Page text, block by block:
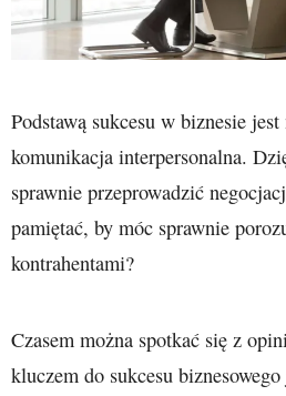
Podstawą sukcesu w biznesie
komunikacja interpersonalna.
sprawnie przeprowadzić
pamiętać, by móc sprawnie
kontrahentami?
Czasem można spotkać się z
kluczem do sukcesu